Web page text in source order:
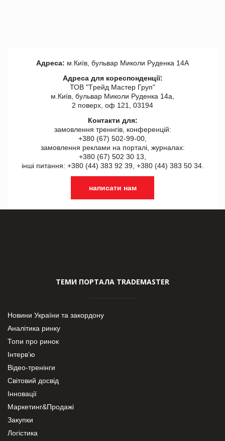
Адреса: м.Київ, бульвар Миколи Руденка 14А
Адреса для кореспонденції:
ТОВ "Tрейд Мастер Груп"
м.Київ, бульвар Миколи Руденка 14а,
2 поверх, оф 121, 03194
Контакти для:
замовлення треннгів, конференцій:
+380 (67) 502-99-00,
замовлення реклами на порталі, журналах:
+380 (67) 502 30 13,
інші питання: +380 (44) 383 92 39, +380 (44) 383 50 34.
написати нам
ТЕМИ ПОРТАЛА TRADEMASTER
Новини України та закордону
Аналітика ринку
Топи про ринок
Інтерв’ю
Відео-тренінги
Світовий досвід
Інновації
Маркетинг&Продажі
Закупки
Логістика